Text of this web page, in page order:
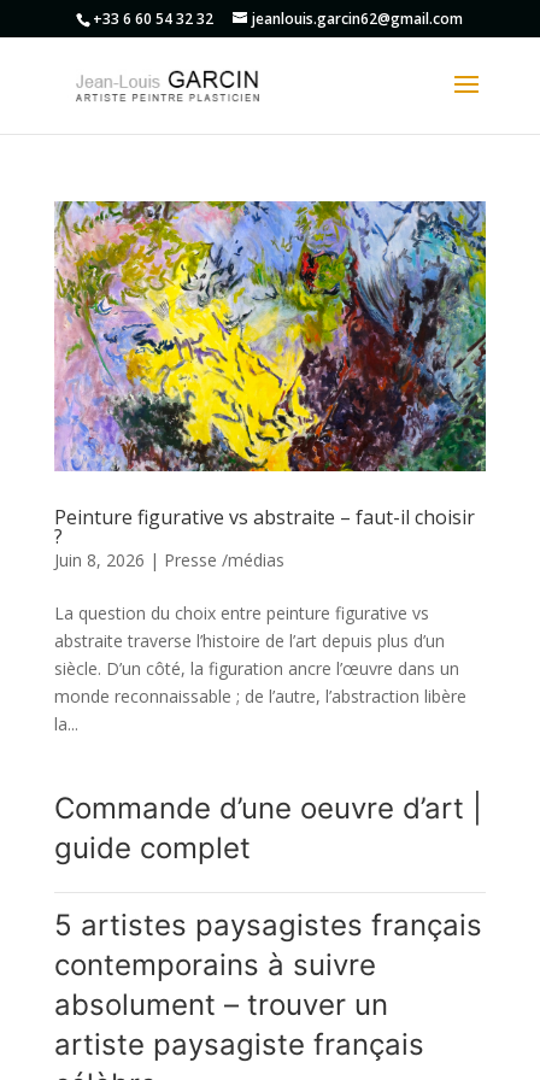
+33 6 60 54 32 32 jeanlouis.garcin62@gmail.com
Peinture figurative vs abstraite – faut-il choisir
?
Juin 8, 2026 | Presse /médias
La question du choix entre peinture figurative vs
abstraite traverse l’histoire de l’art depuis plus d’un
siècle. D’un côté, la figuration ancre l’œuvre dans un
monde reconnaissable ; de l’autre, l’abstraction libère
la...
Commande d’une oeuvre d’art |
guide complet
5 artistes paysagistes français
contemporains à suivre
absolument – trouver un
artiste paysagiste français